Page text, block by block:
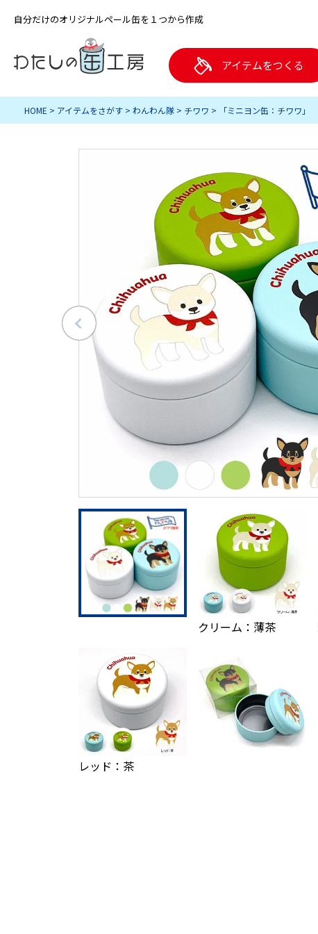
自分だけのオリジナルペール缶を１つから作成
アイテムをつくる
HOME アイテムをさがす わんわん隊 チワワ 「ミニヨン缶：チワワ」
クリーム：薄茶
レッド：茶